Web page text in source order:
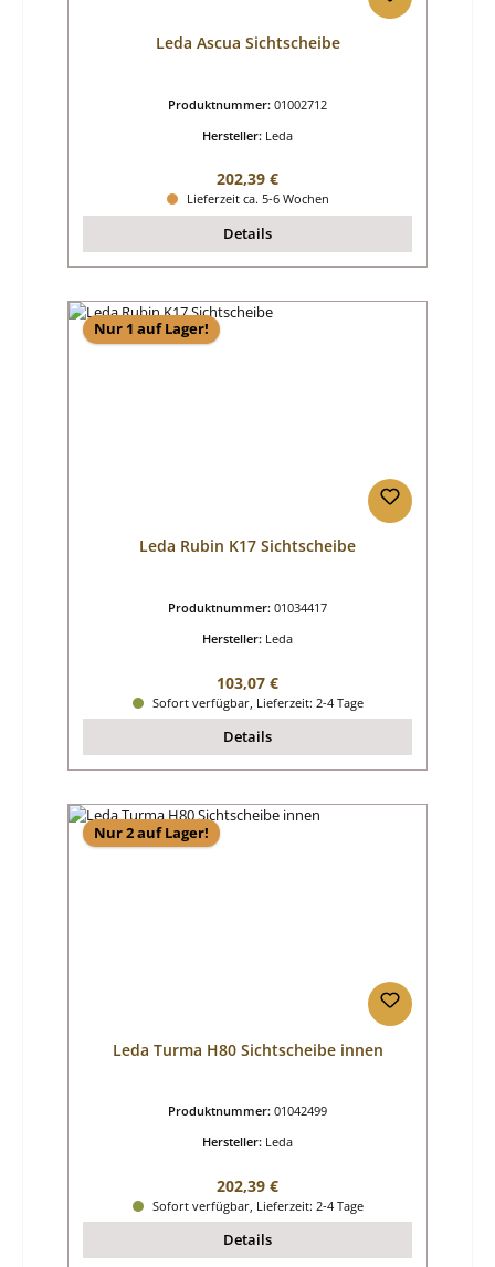
Leda Ascua Sichtscheibe
Produktnummer: 01002712
Hersteller: Leda
Regulärer Preis:
202,39 €
Lieferzeit ca. 5-6 Wochen
Details
Nur 1 auf Lager!
Leda Rubin K17 Sichtscheibe
Produktnummer: 01034417
Hersteller: Leda
Regulärer Preis:
103,07 €
Sofort verfügbar, Lieferzeit: 2-4 Tage
Details
Nur 2 auf Lager!
Leda Turma H80 Sichtscheibe innen
Produktnummer: 01042499
Hersteller: Leda
Regulärer Preis:
202,39 €
Sofort verfügbar, Lieferzeit: 2-4 Tage
Details